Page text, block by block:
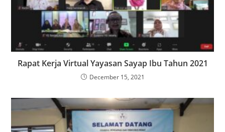
Rapat Kerja Virtual Yayasan Sayap Ibu Tahun 2021
December 15, 2021